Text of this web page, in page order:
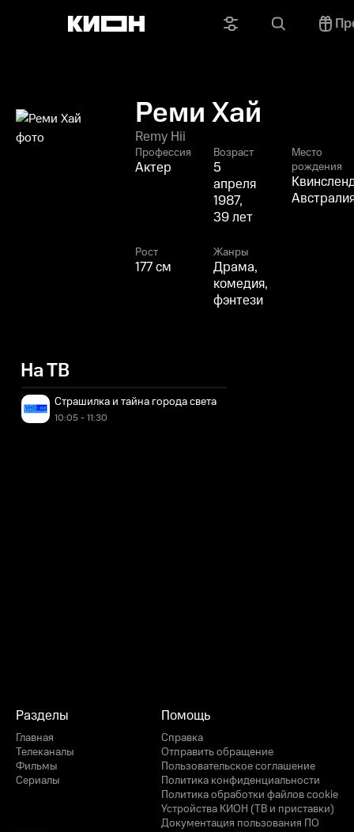
Реми Хай
Remy Hii
Профессия
Актер
Возраст
5
апреля
1987,
39 лет
Место
рождения
Рост
177 см
Жанры
Драма,
комедия,
фэнтези
На ТВ
Страшилка и тайна города света
10:05 - 11:30
Разделы
Главная
Телеканалы
Фильмы
Сериалы
Помощь
Справка
Отправить обращение
Пользовательское соглашение
Политика конфиденциальности
Политика обработки файлов cookie
Устройства КИОН (ТВ и приставки)
Документация пользования ПО